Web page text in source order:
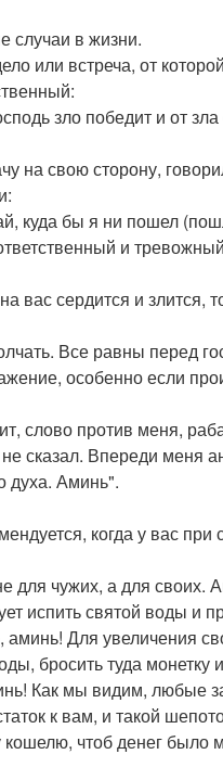
случаи в жизни.
или встреча, от
зло победит и от
на свою сторону,
куда бы я ни пошел
и
вас сердится и злится,
Все равны перед
особенно если
слово против меня,
сказал. Впереди меня
духа. Аминь".
когда у вас при
для чужих, а для своих.
испить святой воды и
Для увеличения
бросить туда монетку
Как мы видим, любые
к вам, и такой
чтоб денег было